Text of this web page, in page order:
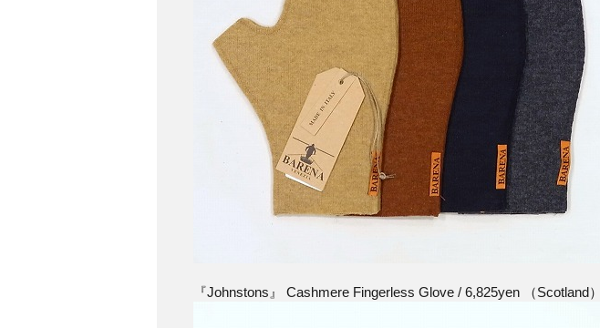
『Johnstons』 Cashmere Fingerless Glove / 6,825yen （Scotland）